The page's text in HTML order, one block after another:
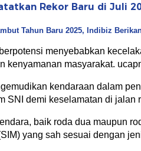
Rekor Baru di Juli
Tahun Baru 2025, Indibiz
menyebabkan
kenyamanan masyarakat.
kendaraan dalam
SNI demi keselamatan di jalan
baik roda dua maupun
yang sah sesuai dengan